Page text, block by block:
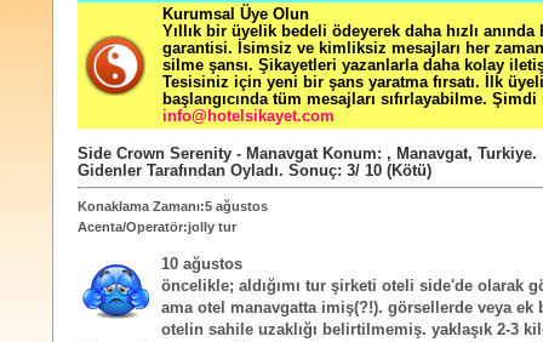
Kurumsal Üye Olun
Yıllık bir üyelik bedeli ödeyerek daha hızlı
garantisi. İsimsiz ve kimliksiz mesajları her zaman
silme şansı. Şikayetleri yazanlarla daha kolay
Tesisiniz için yeni bir şans yaratma fırsatı. İlk
başlangıcında tüm mesajları sıfırlayabilme. Şimdi
info@hotelsikayet.com
Side Crown Serenity - ManavgatKonum: , Manavgat, Turkiye.
Gidenler Tarafından Oyladı. Sonuç: 3/ 10 (Kötü)
Konaklama Zamanı:5 ağustos
Acenta/Operatör:jolly tur
10 ağustos
öncelikle; aldığımı tur şirketi oteli side'de olarak
ama otel manavgatta imiş(?!). görsellerde veya ek
otelin sahile uzaklığı belirtilmemiş. yaklaşık 2-3